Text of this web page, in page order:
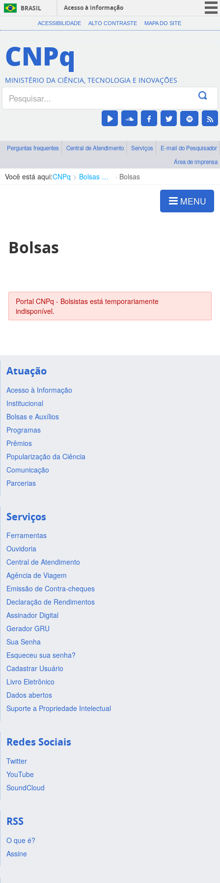
BRASIL
Acesso à informação
CORONAVÍRUS (COVID-19)
Canais
ACESSIBILIDADE ALTO CONTRASTE MAPA DO SITE
CNPq
MINISTÉRIO DA CIÊNCIA, TECNOLOGIA E INOVAÇÕES
Perguntas frequentes Central de Atendimento Serviços
E-mail do Pesquisador
Área de imprensa
Você está aqui:CNPq Bolsas e Auxílios Vigentes Bolsas
MENU
Bolsas
Portal CNPq - Bolsistas está temporariamente
indisponível.
Atuação
Acesso à Informação
Institucional
Bolsas e Auxílios
Programas
Prêmios
Popularização da Ciência
Comunicação
Parcerias
Serviços
Ferramentas
Ouvidoria
Central de Atendimento
Agência de Viagem
Emissão de Contra-cheques
Declaração de Rendimentos
Assinador Digital
Gerador GRU
Sua Senha
Esqueceu sua senha?
Cadastrar Usuário
Livro Eletrônico
Dados abertos
Suporte a Propriedade Intelectual
Redes Sociais
Twitter
YouTube
SoundCloud
RSS
O que é?
Assine